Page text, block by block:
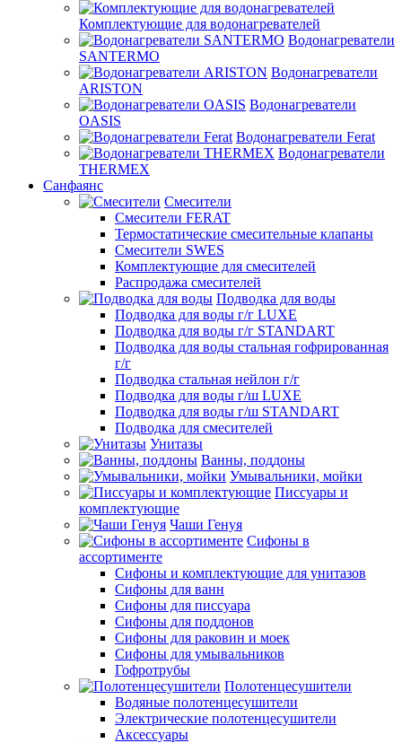
Комплектующие для водонагревателей
Водонагреватели
SANTERMO
Водонагреватели
ARISTON
Водонагреватели
OASIS
Водонагреватели Ferat
Водонагреватели
THERMEX
Санфаянс
Смесители
Смесители FERAT
Термостатические смесительные клапаны
Смесители SWES
Комплектующие для смесителей
Распродажа смесителей
Подводка для воды
Подводка для воды г/г LUXE
Подводка для воды г/г STANDART
Подводка для воды стальная гофрированная
г/г
Подводка стальная нейлон г/г
Подводка для воды г/ш LUXE
Подводка для воды г/ш STANDART
Подводка для смесителей
Унитазы
Ванны, поддоны
Умывальники, мойки
Писсуары и
комплектующие
Чаши Генуя
Сифоны в
ассортименте
Сифоны и комплектующие для унитазов
Сифоны для ванн
Сифоны для писсуара
Сифоны для поддонов
Сифоны для раковин и моек
Сифоны для умывальников
Гофротрубы
Полотенцесушители
Водяные полотенцесушители
Электрические полотенцесушители
Аксессуары